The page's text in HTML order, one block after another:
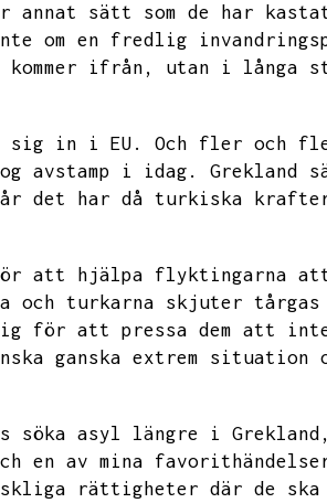
sätt som de har
om en fredlig
kommer ifrån,
utan i långa
sig in i EU. Och fler och
avstamp i idag.
Grekland
det har då turkiska
att hjälpa flyktingarna
och turkarna skjuter
för att pressa dem att inte
ganska extrem situation
söka asyl längre i Grekland,
en av mina
rättigheter där de ska